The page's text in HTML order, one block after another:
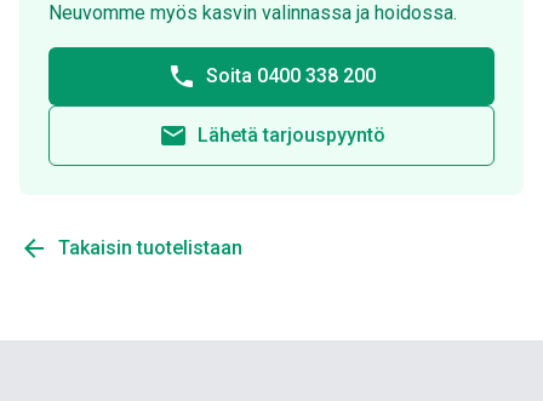
Neuvomme myös kasvin valinnassa ja hoidossa.
phone Soita 0400 338 200
email Lähetä tarjouspyyntö
arrow_back Takaisin tuotelistaan